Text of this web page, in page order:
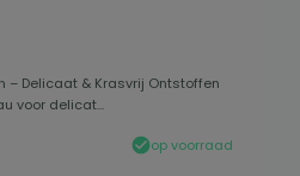
van 5 van 5 sterren
– Delicaat & Krasvrij Ontstoffen
voor delicat...
op voorraad